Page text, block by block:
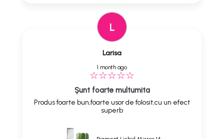
L
Larisa
1 month ago
Șunt foarte multumita
Produs foarte bun,foarte usor de folosit,cu un efect
superb